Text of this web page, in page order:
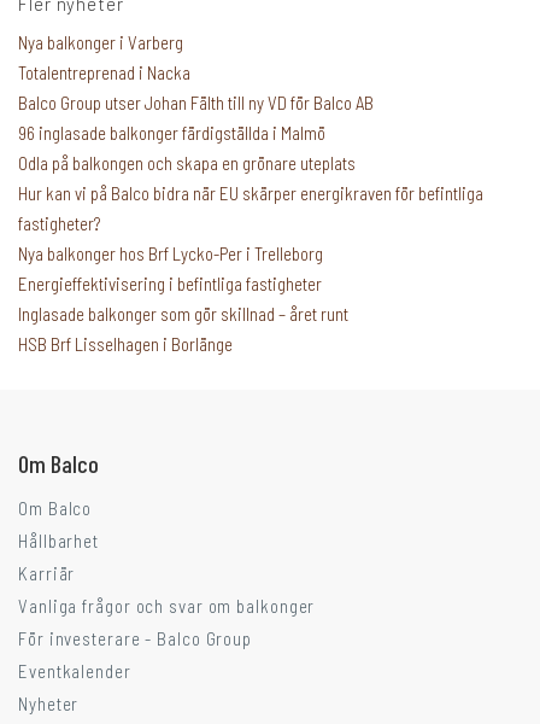
Nya balkonger i Varberg
Totalentreprenad i Nacka
Balco Group utser Johan Fälth till ny VD för Balco AB
96 inglasade balkonger färdigställda i Malmö
Odla på balkongen och skapa en grönare uteplats
Hur kan vi på Balco bidra när EU skärper energikraven för befintliga
fastigheter?
Nya balkonger hos Brf Lycko-Per i Trelleborg
Energieffektivisering i befintliga fastigheter
Inglasade balkonger som gör skillnad – året runt
HSB Brf Lisselhagen i BorlängeGår ni i balkongtankar?
Om Balco
Om Balco
Hållbarhet
Karriär
Vanliga frågor och svar om balkonger
För investerare - Balco Group
Eventkalender
Nyheter